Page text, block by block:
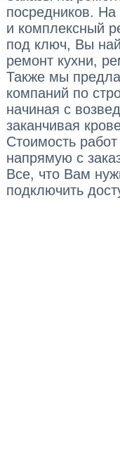
посредников.
и комплексный
под ключ, Вы
ремонт кухни,
Также мы
компаний по
начиная с
заканчивая
Стоимость
напрямую с
Все, что Вам
подключить